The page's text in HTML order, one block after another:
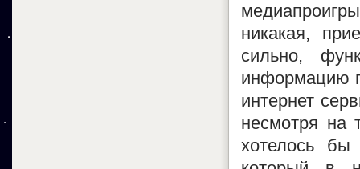
никакая,
сильно,
информацию
интернет
несмотря на
хотелось